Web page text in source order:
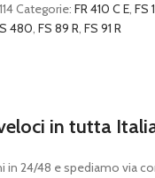
Categorie: FR 410 C E, FS
480, FS 89 R, FS 91 R
in tutta
in 24/48 e spediamo via